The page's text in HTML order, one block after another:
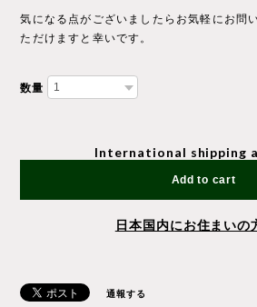
気になる点がございましたらお気軽にお問
ただけますと幸いです。
数量
International shipping
Add to cart
日本国内にお住まいの
通報する